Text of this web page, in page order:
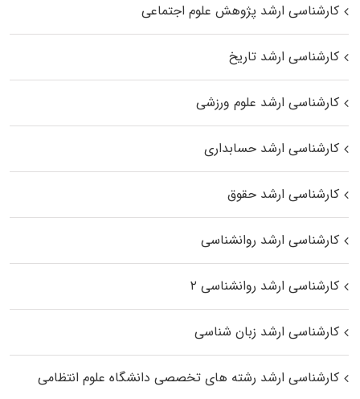
کارشناسی ارشد پژوهش علوم اجتماعی
کارشناسی ارشد تاریخ
کارشناسی ارشد علوم ورزشی
کارشناسی ارشد حسابداری
کارشناسی ارشد حقوق
کارشناسی ارشد روانشناسی
کارشناسی ارشد روانشناسی ۲
کارشناسی ارشد زبان شناسی
کارشناسی ارشد رﺷﺘﻪ ﻫﺎی تخصصی داﻧﺸﮕﺎه ﻋﻠﻮم انتظامی